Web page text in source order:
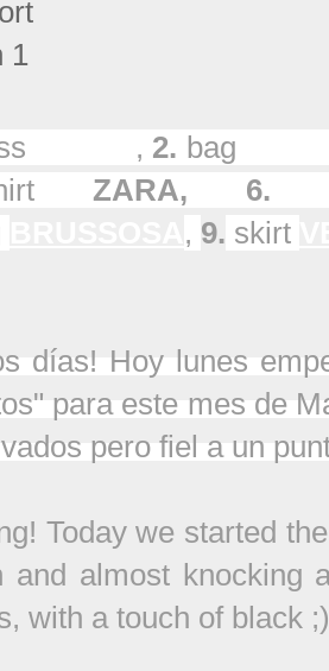
, 2. bag
ZARA, 6.
, 9. skirt
días! Hoy lunes
para este mes de
pero fiel a un
Today we started
and almost knocking
with a touch of black ;)